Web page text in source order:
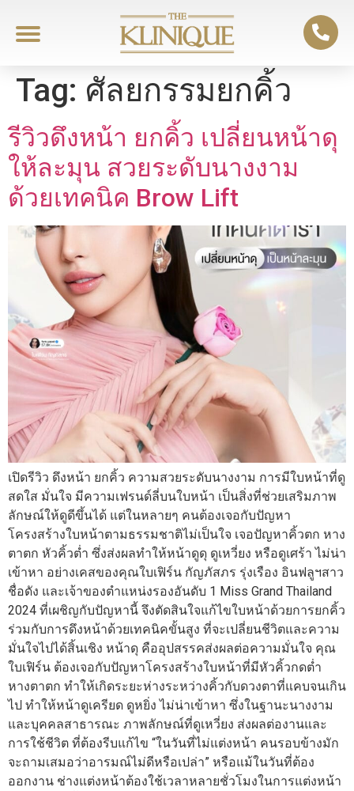
Tag: ศัลยกรรมยกคิ้ว
รีวิวดึงหน้า ยกคิ้ว เปลี่ยนหน้าดุ
ให้ละมุน สวยระดับนางงาม
ด้วยเทคนิค Brow Lift
เปิดรีวิว ดึงหน้า ยกคิ้ว ความสวยระดับนางงาม การมีใบหน้าที่ดู
สดใส มั่นใจ มีความเฟรนด์ลี่บนใบหน้า เป็นสิ่งที่ช่วยเสริมภาพ
ลักษณ์ให้ดูดีขึ้นได้ แต่ในหลายๆ คนต้องเจอกับปัญหา
โครงสร้างใบหน้าตามธรรมชาติไม่เป็นใจ เจอปัญหาคิ้วตก หาง
ตาตก หัวคิ้วต่ำ ซึ่งส่งผลทำให้หน้าดูดุ ดูเหวี่ยง หรือดูเศร้า ไม่น่า
เข้าหา อย่างเคสของคุณใบเฟิร์น กัญภัสภร รุ่งเรือง อินฟลูฯสาว
ชื่อดัง และเจ้าของตำแหน่งรองอันดับ 1 Miss Grand Thailand
2024 ที่เผชิญกับปัญหานี้ จึงตัดสินใจแก้ไขใบหน้าด้วยการยกคิ้ว
ร่วมกับการดึงหน้าด้วยเทคนิคขั้นสูง ที่จะเปลี่ยนชีวิตและความ
มั่นใจไปได้สิ้นเชิง หน้าดุ คืออุปสรรคส่งผลต่อความมั่นใจ คุณ
ใบเฟิร์น ต้องเจอกับปัญหาโครงสร้างใบหน้าที่มีหัวคิ้วกดต่ำ
หางตาตก ทำให้เกิดระยะห่างระหว่างคิ้วกับดวงตาที่แคบจนเกิน
ไป ทำให้หน้าดูเครียด ดูหยิ่ง ไม่น่าเข้าหา ซึ่งในฐานะนางงาม
และบุคคลสาธารณะ ภาพลักษณ์ที่ดูเหวี่ยง ส่งผลต่องานและ
การใช้ชีวิต ที่ต้องรีบแก้ไข “ในวันที่ไม่แต่งหน้า คนรอบข้างมัก
จะถามเสมอว่าอารมณ์ไม่ดีหรือเปล่า” หรือแม้ในวันที่ต้อง
ออกงาน ช่างแต่งหน้าต้องใช้เวลาหลายชั่วโมงในการแต่งหน้า